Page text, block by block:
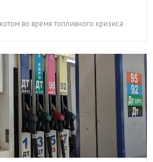
во время топливного кризиса